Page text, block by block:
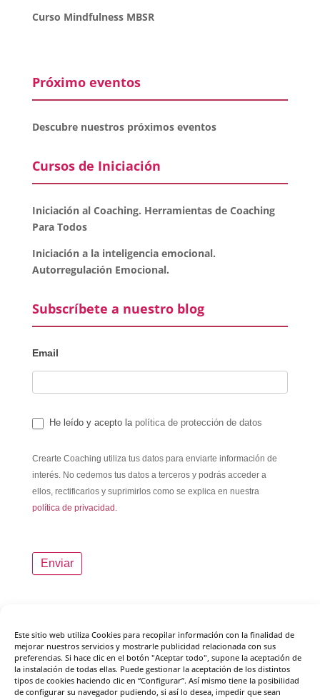
Este sitio web utiliza Cookies para recopilar información con la finalidad de
mejorar nuestros servicios y mostrarle publicidad relacionada con sus
preferencias. Si hace clic en el botón "Aceptar todo", supone la aceptación de
la instalación de todas ellas. Puede gestionar la aceptación de los distintos
tipos de cookies haciendo clic en “Configurar”. Así mismo tiene la posibilidad
de configurar su navegador pudiendo, si así lo desea, impedir que sean
Curso Mindfulness MBSR
Próximo eventos
Descubre nuestros próximos eventos
Cursos de Iniciación
Iniciación al Coaching. Herramientas de Coaching
Para Todos
Iniciación a la inteligencia emocional.
Autorregulación Emocional.
Subscríbete a nuestro blog
Email
He leído y acepto la política de protección de datos
Crearte Coaching utiliza tus datos para enviarte información de
interés. No cedemos tus datos a terceros y podrás acceder a
ellos, rectificarlos y suprimirlos como se explica en nuestra
política de privacidad.